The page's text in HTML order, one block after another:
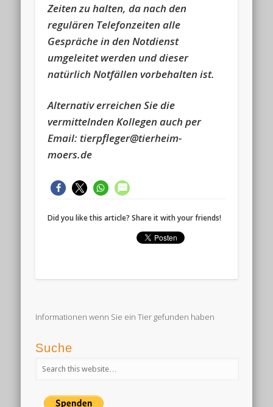
Zeiten zu halten, da nach den
regulären Telefonzeiten alle
Gespräche in den Notdienst
umgeleitet werden und dieser
natürlich Notfällen vorbehalten ist.
Alternativ erreichen Sie die
vermittelnden Kollegen auch per
Email: tierpfleger@tierheim-
moers.de
Did you like this article? Share it with your friends!
Informationen wenn Sie ein Tier gefunden haben
Suche